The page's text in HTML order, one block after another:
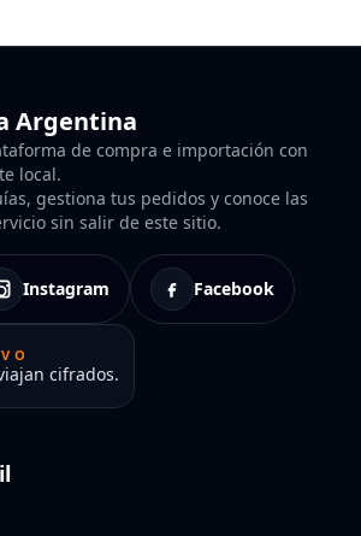
Argentina
de compra e importación con
local.
gestiona tus pedidos y conoce las
sin salir de este sitio.
Instagram Facebook
cifrados.